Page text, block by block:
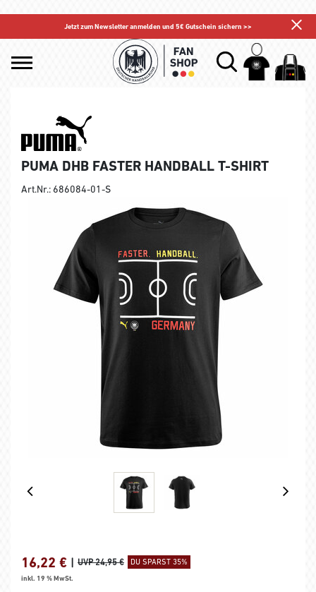
Jetzt zum Newsletter anmelden und 5€ Gutschein sichern >>
PUMA DHB FASTER HANDBALL T-SHIRT
Art.Nr.: 686084-01-S
16,22 € | UVP 24,95 € DU SPARST 35%
inkl. 19 % MwSt.